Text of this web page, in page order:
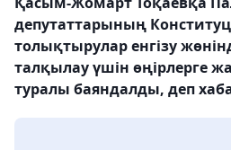
депутаттарының
толықтырулар енгізу
талқылау үшін өңірлерге
туралы баяндалды, деп